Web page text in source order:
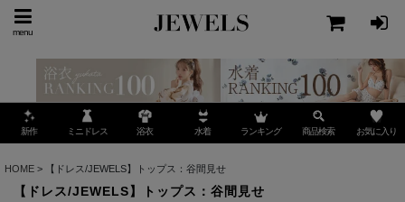
menu
新作 ミニドレス 浴衣 水着 ランキング 商品検索 お気に入り
HOME > 【ドレス/JEWELS】トップス：谷間見せ
【ドレス/JEWELS】トップス：谷間見せ